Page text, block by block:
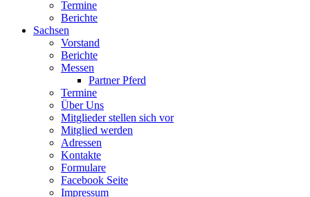
Termine
Berichte
Sachsen
Vorstand
Berichte
Messen
Partner Pferd
Termine
Über Uns
Mitglieder stellen sich vor
Mitglied werden
Adressen
Kontakte
Formulare
Facebook Seite
Impressum